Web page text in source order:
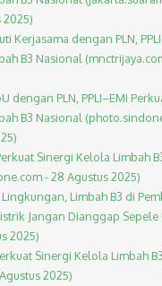
2025)
Kerjasama dengan PLN,
B3 Nasional
dengan PLN, PPLI–EMI
B3 Nasional
Sinergi Kelola Limbah
- 28 Agustus 2025)
Limbah B3 di
Jangan Dianggap
2025)
Sinergi Kelola Limbah
2025)